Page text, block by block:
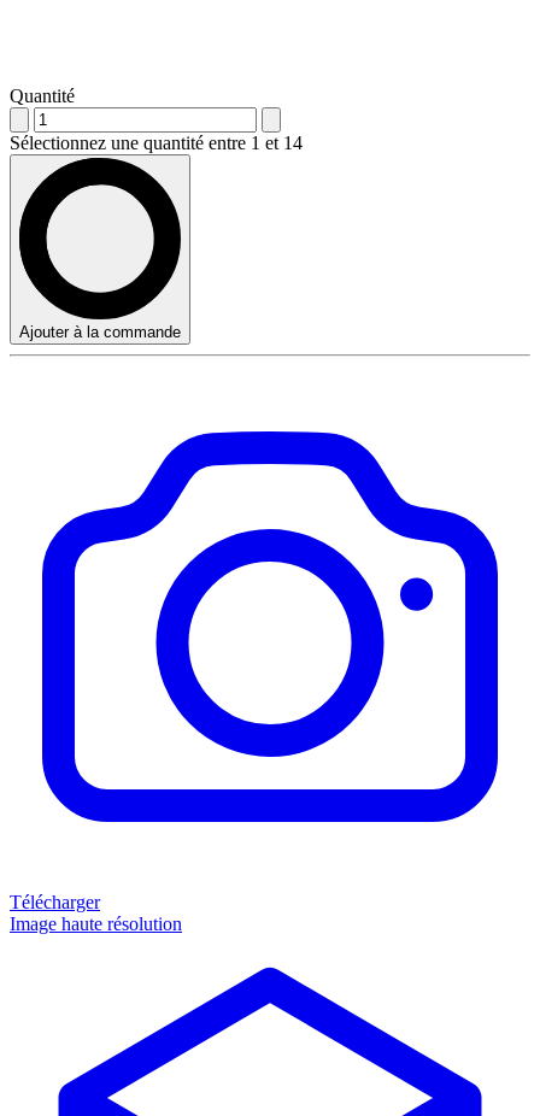
Quantité
Sélectionnez une quantité entre 1 et 14
Ajouter à la commande
Télécharger
Image haute résolution